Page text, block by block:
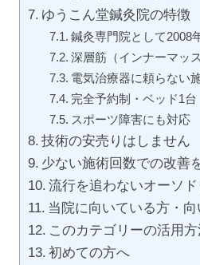
ゆうこん堂鍼灸院の特徴
鍼灸専門院として2008
深層筋（インナーマッ
電気治療器に頼らない
完全予約制・ベッド1台
スポーツ障害にも対応
技術の安売りはしません
少ない施術回数での改善
流行を追わないオーソ
当院に向いている方・
このカテゴリーの活用
初めての方へ